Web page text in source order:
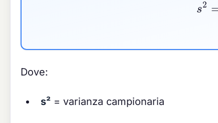
Dove:
s² = varianza campionaria